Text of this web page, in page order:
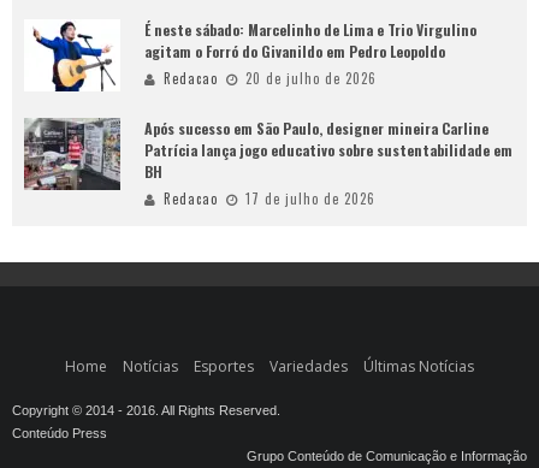
É neste sábado: Marcelinho de Lima e Trio Virgulino
agitam o Forró do Givanildo em Pedro Leopoldo
Redacao 20 de julho de 2026
Após sucesso em São Paulo, designer mineira Carline
Patrícia lança jogo educativo sobre sustentabilidade em
BH
Redacao 17 de julho de 2026
Home Notícias Esportes Variedades Últimas Notícias
Copyright © 2014 - 2016. All Rights Reserved.
Conteúdo Press
Grupo Conteúdo de Comunicação e Informação